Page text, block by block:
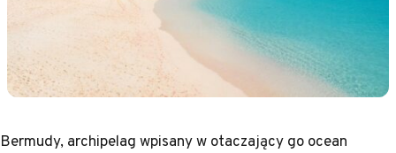
Bermudy, archipelag wpisany w otaczający go ocean